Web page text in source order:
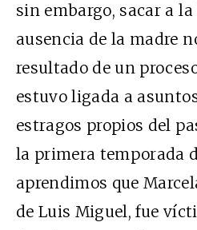
sin embargo, sacar a
ausencia de la madre
resultado de un
estuvo ligada a
estragos propios del
la primera temporada
aprendimos que
de Luis Miguel, fue